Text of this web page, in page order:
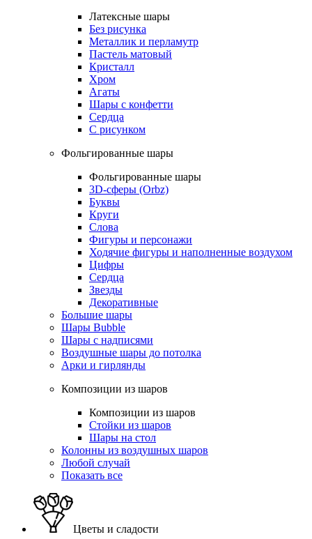
Латексные шары
Без рисунка
Металлик и перламутр
Пастель матовый
Кристалл
Хром
Агаты
Шары с конфетти
Сердца
С рисунком
Фольгированные шары
Фольгированные шары
3D-сферы (Orbz)
Буквы
Круги
Слова
Фигуры и персонажи
Ходячие фигуры и наполненные воздухом
Цифры
Сердца
Звезды
Декоративные
Большие шары
Шары Bubble
Шары с надписями
Воздушные шары до потолка
Арки и гирлянды
Композиции из шаров
Композиции из шаров
Стойки из шаров
Шары на стол
Колонны из воздушных шаров
Любой случай
Показать все
Цветы и сладости